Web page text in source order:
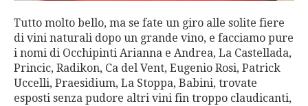
Tutto molto bello, ma se fate un giro alle solite fiere
di vini naturali dopo un grande vino, e facciamo pure
i nomi di Occhipinti Arianna e Andrea, La Castellada,
Princic, Radikon, Ca del Vent, Eugenio Rosi, Patrick
Uccelli, Praesidium, La Stoppa, Babini, trovate
esposti senza pudore altri vini fin troppo claudicanti,